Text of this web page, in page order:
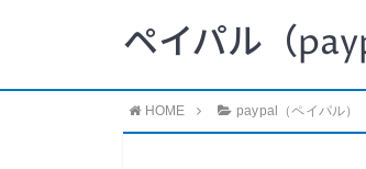
ペイパル（
HOME paypal（ペイパル）